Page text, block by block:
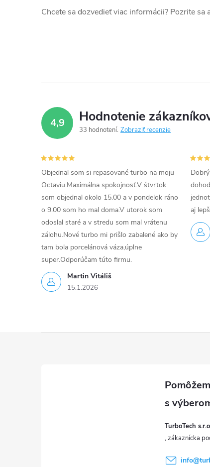
á
i
e
p
v
k
y
v
ý
p
i
u
Chcete sa dozvedieť viac informácii? Pozrite
4,9 Hodnotenie
33 hodnotení Zobraziť recenzie
Martin Vitáliš
15.1.2026
Objednal som si repasované turbo na moju
Octaviu.Maximálna spokojnosť.V štvrtok
som objednal okolo 15.00 a v pondelok ráno
o 9.00 som ho mal doma.V utorok som
odoslal staré a v stredu som mal vrátenu
zálohu.Nové turbo mi prišlo zabalené ako by
tam bola porcelánová váza,úplne
super.Odporúčam túto firmu.
aj
TurboTech
info@